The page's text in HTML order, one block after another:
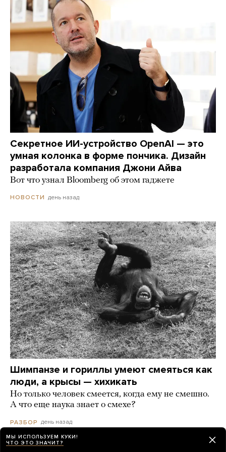
Секретное ИИ-устройство OpenAI — это
умная колонка в форме пончика. Дизайн
разработала компания Джони Айва
Вот что узнал Bloomberg об этом гаджете
НОВОСТИ день назад
Шимпанзе и гориллы умеют смеяться как
люди, а крысы — хихикать
Но только человек смеется, когда ему не смешно.
А что еще наука знает о смехе?
РАЗБОР день назад
МЫ ИСПОЛЬЗУЕМ КУКИ!
ЧТО ЭТО ЗНАЧИТ?